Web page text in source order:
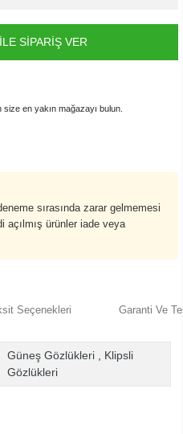
SİPARİŞ VER
en yakın mağazayı bulun.
sırasında zarar gelmemesi
açılmış ürünler iade veya
Seçenekleri Garanti Ve
Güneş Gözlükleri
Klipsli
Gözlükleri